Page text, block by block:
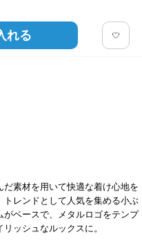
れる
だ素材を用いて快適な着け心地を
トレンドとして人気を集める小ぶ
がベースで、メタルロゴをテンプ
ッシュなルックスに。